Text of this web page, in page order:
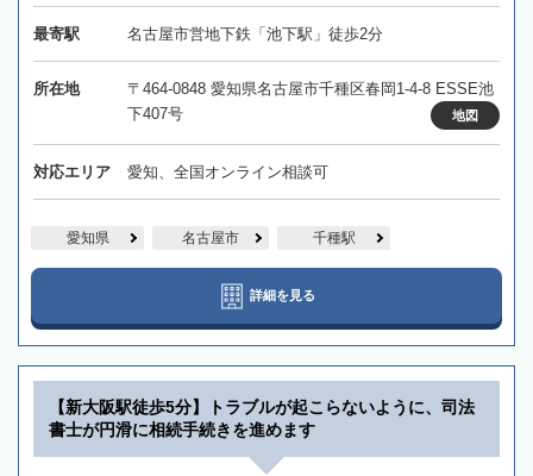
最寄駅 名古屋市営地下鉄「池下駅」徒歩2分
所在地
〒464-0848 愛知県名古屋市千種区春岡1-4-8 ESSE池
下407号
地図
対応エリア 愛知、全国オンライン相談可
愛知県 名古屋市 千種駅
詳細を見る
【新大阪駅徒歩5分】トラブルが起こらないように、司法
書士が円滑に相続手続きを進めます